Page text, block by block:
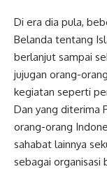
Di era dia pula,
Belanda tentang
berlanjut sampai
jujugan orang-
kegiatan seperti
Dan yang diterima
orang-orang
sahabat lainnya
sebagai organisasi